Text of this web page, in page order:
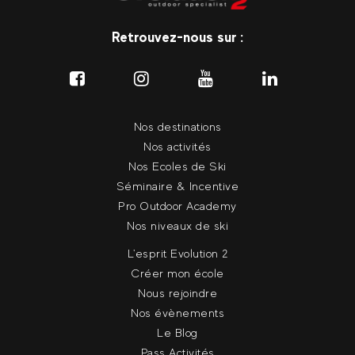
Retrouvez-nous sur :
Nos destinations
Nos activités
Nos Ecoles de Ski
Séminaire & Incentive
Pro Outdoor Academy
Nos niveaux de ski
L'esprit Evolution 2
Créer mon école
Nous rejoindre
Nos évènements
Le Blog
Pass Activités